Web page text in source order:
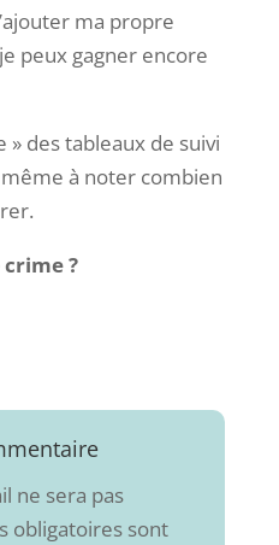
ma propre
peux gagner encore
» des tableaux de suivi
même à noter combien
?
ne sera pas
obligatoires sont